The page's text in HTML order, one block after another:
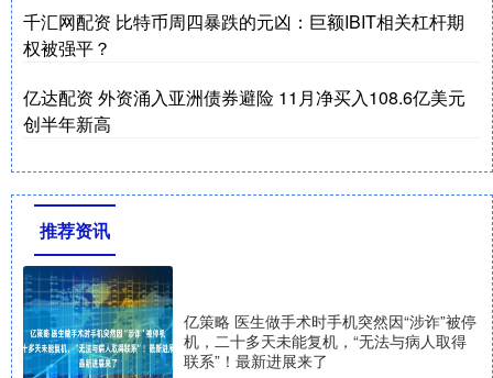
千汇网配资 比特币周四暴跌的元凶：巨额IBIT相关杠杆期
权被强平？
亿达配资 外资涌入亚洲债券避险 11月净买入108.6亿美元
创半年新高
推荐资讯
亿策略 医生做手术时手机突然因“涉诈”被停
机，二十多天未能复机，“无法与病人取得
联系”！最新进展来了